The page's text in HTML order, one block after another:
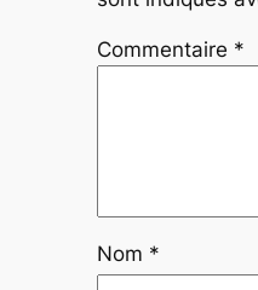
Commentaire *
Nom *